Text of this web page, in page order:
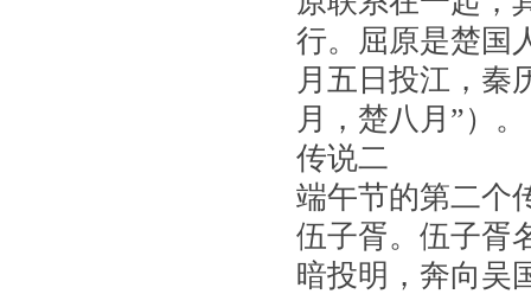
行。屈原是楚国
月五日投江，秦
月，楚八月”）
传说二
端午节的第二个
伍子胥。伍子胥
暗投明，奔向吴